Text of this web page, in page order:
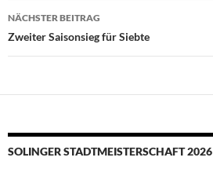
NÄCHSTER BEITRAG
Zweiter Saisonsieg für Siebte
SOLINGER STADTMEISTERSCHAFT 2026